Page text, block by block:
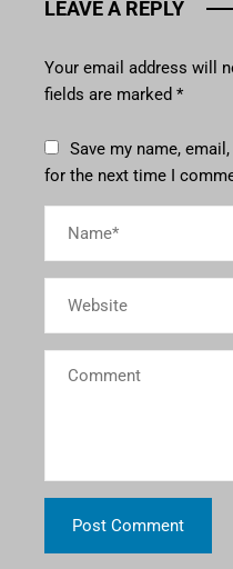
LEAVE A REPLY
Your email address will
fields are marked *
Save my name,
for the next time I